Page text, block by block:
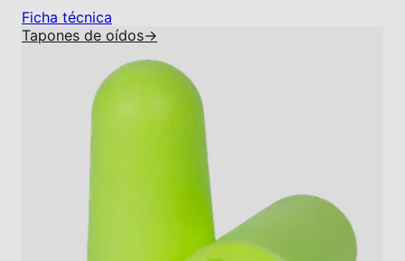
Ficha técnica
Tapones de oídos→